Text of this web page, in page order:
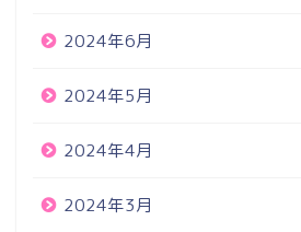
2024年6月
2024年5月
2024年4月
2024年3月